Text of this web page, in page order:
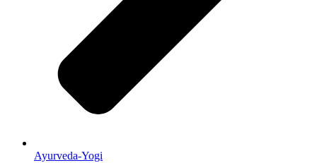
Ayurveda-Yogi